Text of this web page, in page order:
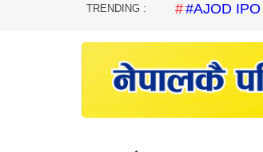
TRENDING : #AJOD